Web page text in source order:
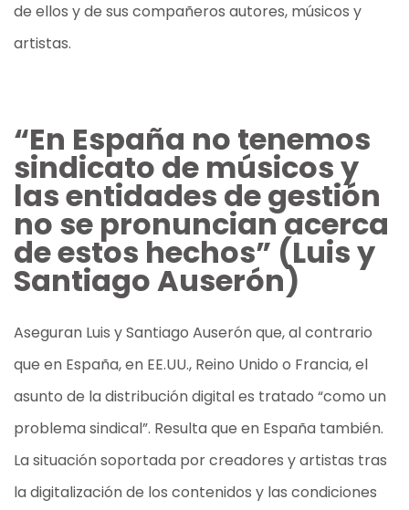
de ellos y de sus compañeros autores, músicos y
artistas.
“En España no tenemos
sindicato de músicos y
las entidades de gestión
no se pronuncian acerca
de estos hechos” (Luis y
Santiago Auserón)
Aseguran Luis y Santiago Auserón que, al contrario
que en España, en EE.UU., Reino Unido o Francia, el
asunto de la distribución digital es tratado “como un
problema sindical”. Resulta que en España también.
La situación soportada por creadores y artistas tras
la digitalización de los contenidos y las condiciones